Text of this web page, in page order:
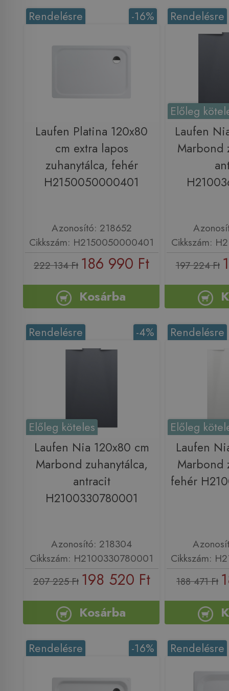
-16%
Rendelésre
Laufen Platina 120x80
cm extra lapos
zuhanytálca, fehér
H2150050000401
Azonosító: 218652
Cikkszám: H2150050000401
222 134 Ft 186 990 Ft
Kosárba
Rendelésre
Előleg
Laufen
Marbond
Cikkszám:
197 224 Ft
-4%
Rendelésre
Előleg köteles
Laufen Nia 120x80 cm
Marbond zuhanytálca,
antracit
H2100330780001
Azonosító: 218304
Cikkszám: H2100330780001
207 225 Ft 198 520 Ft
Kosárba
Rendelésre
Előleg
Laufen
Marbond
fehér
Cikkszám:
188 471 Ft
-16%
Rendelésre Rendelésre